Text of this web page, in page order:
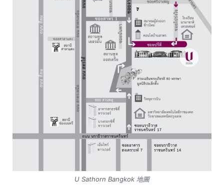
U Sathorn Bangkok 地圖